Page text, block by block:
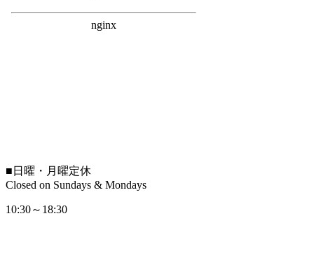
■ 日曜・月曜定休
Closed on Sundays & Mondays
10:30～18:30